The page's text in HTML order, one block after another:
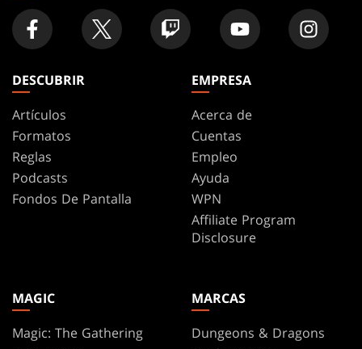
DESCUBRIR
Artículos
Formatos
Reglas
Podcasts
Fondos De Pantalla
EMPRESA
Acerca de
Cuentas
Empleo
Ayuda
WPN
Affiliate Program
Disclosure
MAGIC
Magic: The Gathering
MARCAS
Dungeons & Dragons